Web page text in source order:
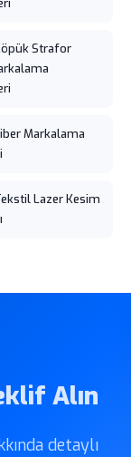
Strafor
Markalama
Lazer Kesim
Alın
detaylı